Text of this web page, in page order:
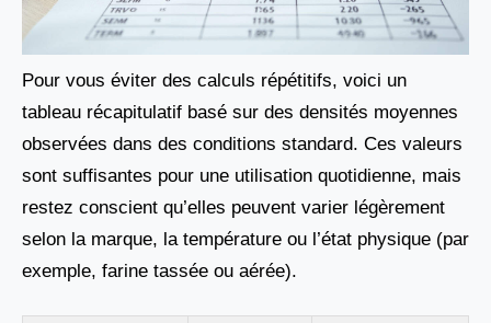
Pour vous éviter des calculs répétitifs, voici un
tableau récapitulatif basé sur des densités moyennes
observées dans des conditions standard. Ces valeurs
sont suffisantes pour une utilisation quotidienne, mais
restez conscient qu’elles peuvent varier légèrement
selon la marque, la température ou l’état physique (par
exemple, farine tassée ou aérée).